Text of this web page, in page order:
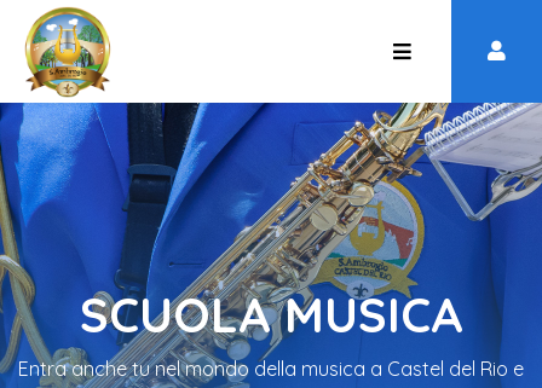
SCUOLA MUSICA
Entra anche tu nel mondo della musica a Castel del Rio e